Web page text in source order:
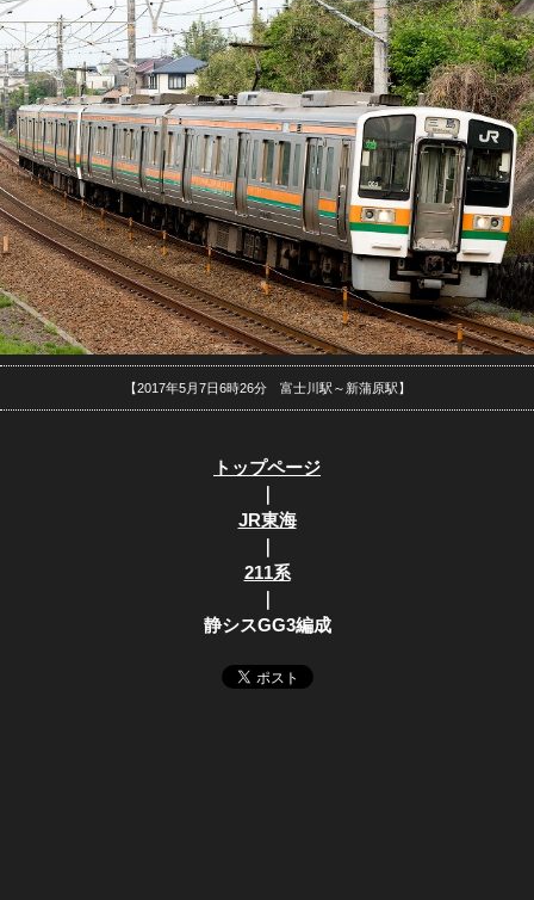
【2017年5月7日6時26分 富士川駅～新蒲原駅】
トップページ
｜
JR東海
｜
211系
｜
静シスGG3編成